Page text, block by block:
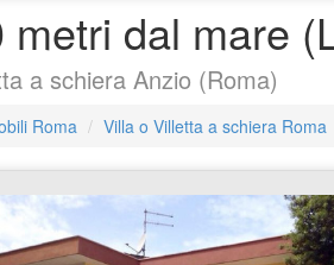
dal mare
a schiera Anzio (Roma)
Roma Villa o Villetta a schiera Roma